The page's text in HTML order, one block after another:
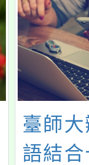
臺師
語結